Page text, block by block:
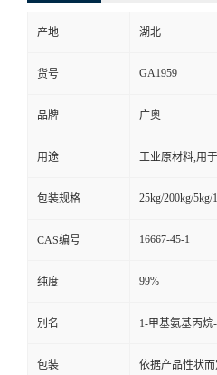
产地 湖北
货号 GA1959
品牌 广奥
用途 工业原材料,用
包装规格 25kg/200kg/5kg/
CAS编号 16667-45-1
纯度 99%
别名 1-甲基氨基丙烷
包装 依据产品性状